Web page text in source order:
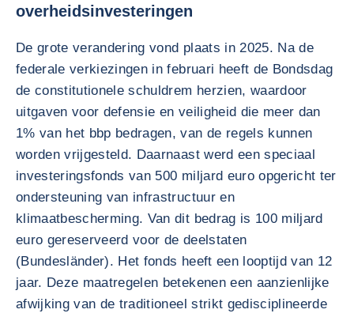
overheidsinvesteringen
De grote verandering vond plaats in 2025. Na de
federale verkiezingen in februari heeft de Bondsdag
de constitutionele schuldrem herzien, waardoor
uitgaven voor defensie en veiligheid die meer dan
1% van het bbp bedragen, van de regels kunnen
worden vrijgesteld. Daarnaast werd een speciaal
investeringsfonds van 500 miljard euro opgericht ter
ondersteuning van infrastructuur en
klimaatbescherming. Van dit bedrag is 100 miljard
euro gereserveerd voor de deelstaten
(Bundesländer). Het fonds heeft een looptijd van 12
jaar. Deze maatregelen betekenen een aanzienlijke
afwijking van de traditioneel strikt gedisciplineerde